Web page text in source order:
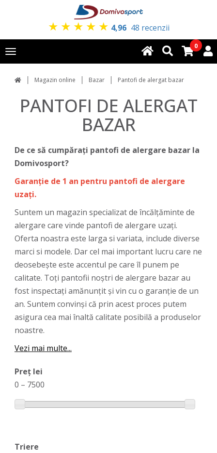
★ ★ ★ ★ ★ 4,96 48 recenzii
Toggle
navigation
0
Magazin online Bazar Pantofi de alergat bazar
PANTOFI DE ALERGAT
BAZAR
De ce să cumpărați pantofi de alergare bazar la
Domivosport?
Garanție de 1 an pentru pantofi de alergare
uzați.
Suntem un magazin specializat de încălțăminte de
alergare care vinde pantofi de alergare uzați.
Oferta noastra este larga si variata, include diverse
marci si modele. Dar cel mai important lucru care ne
deosebește este accentul pe care îl punem pe
calitate. Toți pantofii noștri de alergare bazar au
fost inspectați amănunțit și vin cu o garanție de un
an. Suntem convinși că prin acest proces putem
asigura cea mai înaltă calitate posibilă a produselor
noastre.
Vezi mai multe...
Preț lei
0 – 7500
Triere